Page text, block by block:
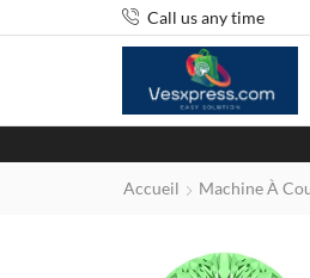
Call us any time
Accueil Machine À